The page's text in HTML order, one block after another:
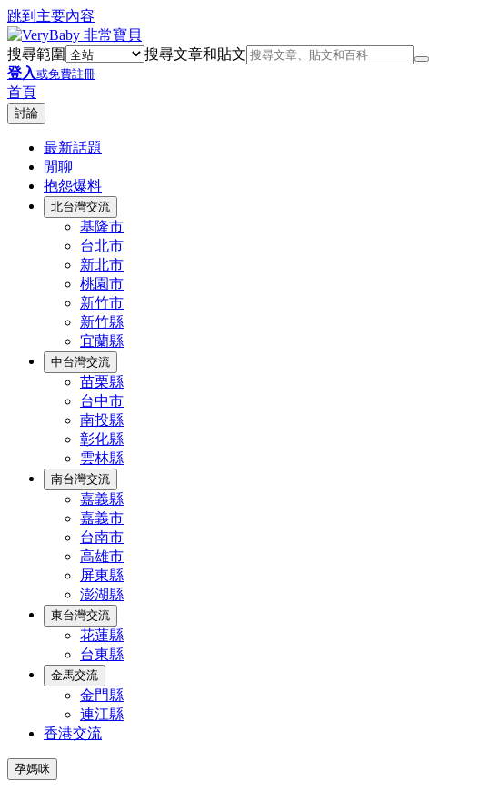
跳到主要內容
搜尋範圍
搜尋文章和貼文
登入或免費註冊
首頁
討論
最新話題
閒聊
抱怨爆料
北台灣交流
基隆市
台北市
新北市
桃園市
新竹市
新竹縣
宜蘭縣
中台灣交流
苗栗縣
台中市
南投縣
彰化縣
雲林縣
南台灣交流
嘉義縣
嘉義市
台南市
高雄市
屏東縣
澎湖縣
東台灣交流
花蓮縣
台東縣
金馬交流
金門縣
連江縣
香港交流
孕媽咪